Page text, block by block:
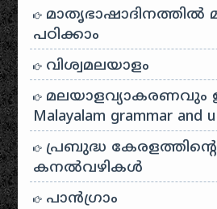
മാതൃഭാഷാദിനത്തിൽ
പഠിക്കാം
വിശ്വമലയാളം
മലയാളവ്യാകരണവും
Malayalam grammar and
പ്രബുദ്ധ കേരളത്തിന്റെ
കനൽവഴികൾ
പാന്‍ഗ്രാം